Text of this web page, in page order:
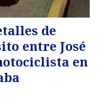
de
entre José
en